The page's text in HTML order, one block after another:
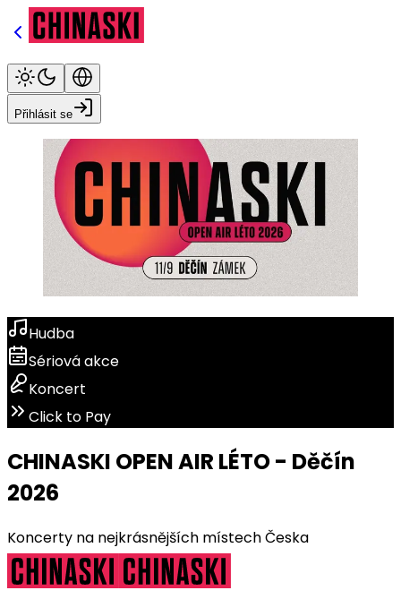
Přihlásit se
Hudba
Sériová akce
Koncert
Click to Pay
CHINASKI OPEN AIR LÉTO - Děčín
2026
Koncerty na nejkrásnějších místech Česka